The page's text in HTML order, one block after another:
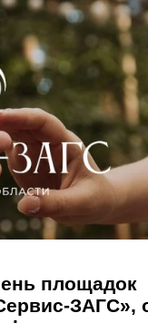
площадок
ЗАГС»,